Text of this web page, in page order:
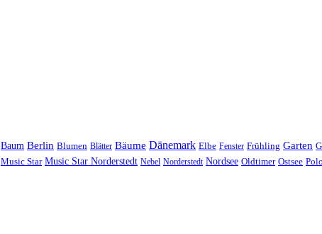
Baum Berlin Blumen Blätter Bäume Dänemark Elbe Fenster Frühling Garten
Music Star Music Star Norderstedt Nebel Norderstedt Nordsee Oldtimer Ostsee Polo